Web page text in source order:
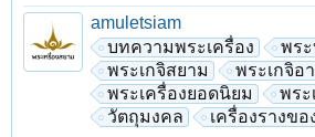
amuletsiam
บทความพระเครื่อง
พร
พระเกจิสยาม
พระเกจิอ
พระเครื่องยอดนิยม
พระ
วัตถุมงคล
เครื่องรางขอ